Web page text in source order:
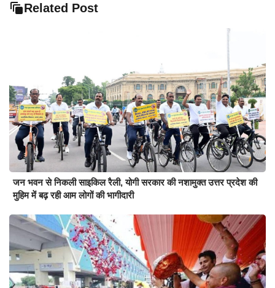
Related Post
जन भवन से निकली साइकिल रैली, योगी सरकार की नशामुक्त उत्तर प्रदेश की
मुहिम में बढ़ रही आम लोगों की भागीदारी